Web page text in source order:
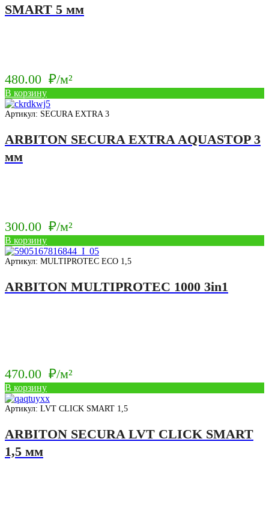
SMART 5 мм
480.00 ₽/м²
В корзину
Артикул: SECURA EXTRA 3
ARBITON SECURA EXTRA AQUASTOP 3
мм
300.00 ₽/м²
В корзину
Артикул: MULTIPROTEC ECO 1,5
ARBITON MULTIPROTEC 1000 3in1
470.00 ₽/м²
В корзину
Артикул: LVT CLICK SMART 1,5
ARBITON SECURA LVT CLICK SMART
1,5 мм